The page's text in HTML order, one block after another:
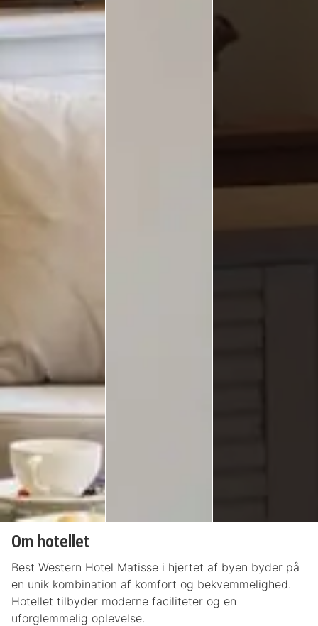
Om hotellet
Best Western Hotel Matisse i hjertet af byen byder på
en unik kombination af komfort og bekvemmelighed.
Hotellet tilbyder moderne faciliteter og en
uforglemmelig oplevelse.